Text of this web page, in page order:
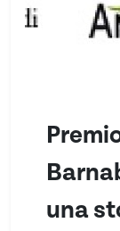
una